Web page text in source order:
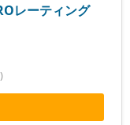
レーティング